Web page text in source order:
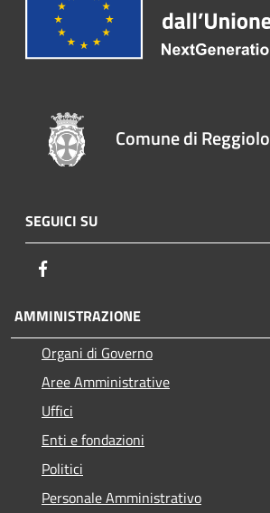
Comune di Reggiolo
SEGUICI SU
AMMINISTRAZIONE
Organi di Governo
Aree Amministrative
Uffici
Enti e fondazioni
Politici
Personale Amministrativo